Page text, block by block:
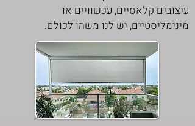
עיצובים קלאסיים, עכשוויים או
מינימליסטיים, יש לנו משהו לכולם.